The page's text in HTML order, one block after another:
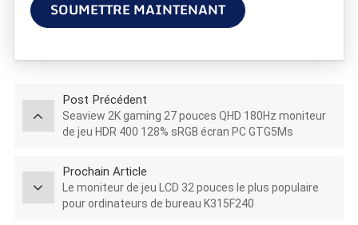
SOUMETTRE MAINTENANT
Post Précédent
Seaview 2K gaming 27 pouces QHD 180Hz moniteur
de jeu HDR 400 128% sRGB écran PC GTG5Ms
Prochain Article
Le moniteur de jeu LCD 32 pouces le plus populaire
pour ordinateurs de bureau K315F240